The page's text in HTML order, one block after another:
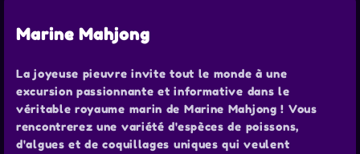
Marine Mahjong
La joyeuse pieuvre invite tout le monde à une
excursion passionnante et informative dans le
véritable royaume marin de Marine Mahjong ! Vous
rencontrerez une variété d'espèces de poissons,
d'algues et de coquillages uniques qui veulent